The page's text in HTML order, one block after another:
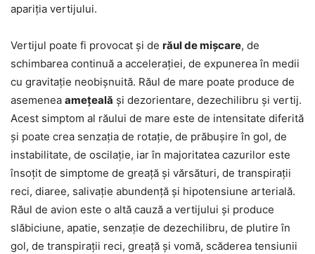
apariția vertijului.
Vertijul poate fi provocat și de răul de mișcare, de
schimbarea continuă a accelerației, de expunerea în medii
cu gravitație neobișnuită. Răul de mare poate produce de
asemenea amețeală și dezorientare, dezechilibru și vertij.
Acest simptom al răului de mare este de intensitate diferită
și poate crea senzația de rotație, de prăbușire în gol, de
instabilitate, de oscilație, iar în majoritatea cazurilor este
însoțit de simptome de greață și vărsături, de transpirații
reci, diaree, salivație abundență și hipotensiune arterială.
Răul de avion este o altă cauză a vertijului și produce
slăbiciune, apatie, senzație de dezechilibru, de plutire în
gol, de transpirații reci, greață și vomă, scăderea tensiunii